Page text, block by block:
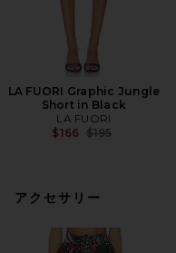
LA FUORI Graphic Jungle
Short in Black
LA FUORI
$166 Previous price:
$195
アクセサリー